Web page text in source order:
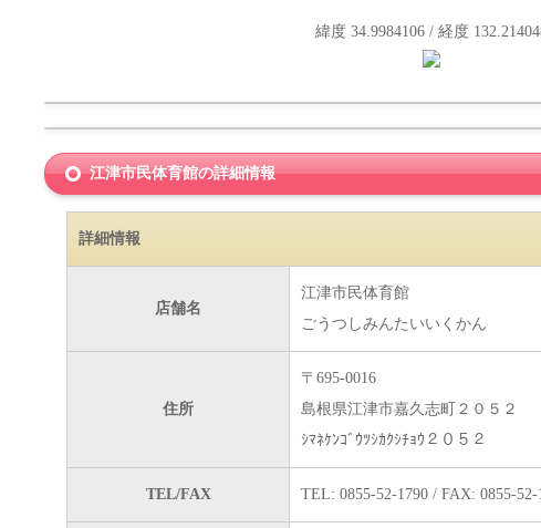
緯度 34.9984106 / 経度
江津市民体育館の詳細情報
詳細情報
店舗名
江津市民体育館
ごうつしみんたいいくかん
住所
〒695-0016
島根県江津市嘉久志町２０５２
ｼﾏﾈｹﾝｺﾞｳﾂｼｶｸｼﾁｮｳ２０５２
TEL/FAX TEL: 0855-52-1790 / FAX: 0855-52-